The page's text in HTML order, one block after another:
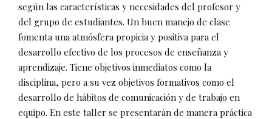
según las características y necesidades del profesor y
del grupo de estudiantes. Un buen manejo de clase
fomenta una atmósfera propicia y positiva para el
desarrollo efectivo de los procesos de enseñanza y
aprendizaje. Tiene objetivos inmediatos como la
disciplina, pero a su vez objetivos formativos como el
desarrollo de hábitos de comunicación y de trabajo en
equipo. En este taller se presentarán de manera práctica